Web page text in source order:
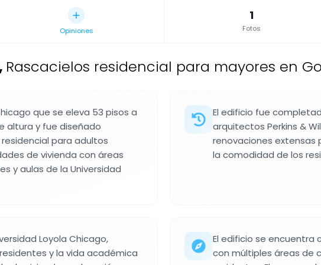
Opiniones
1
Fotos
, Rascacielos residencial para mayores en
que se eleva 53 pisos a
altura y fue diseñado
para adultos
de vivienda con áreas
y aulas de la Universidad
El edificio fue
arquitectos Perkins &
renovaciones extensas
la comodidad de los
Loyola Chicago,
y la vida académica
El edificio se encuentra
con múltiples áreas de